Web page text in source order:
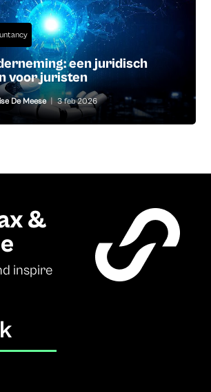
een juridisch
voor juristen
De Meese | 3 feb 2026
&
inspire